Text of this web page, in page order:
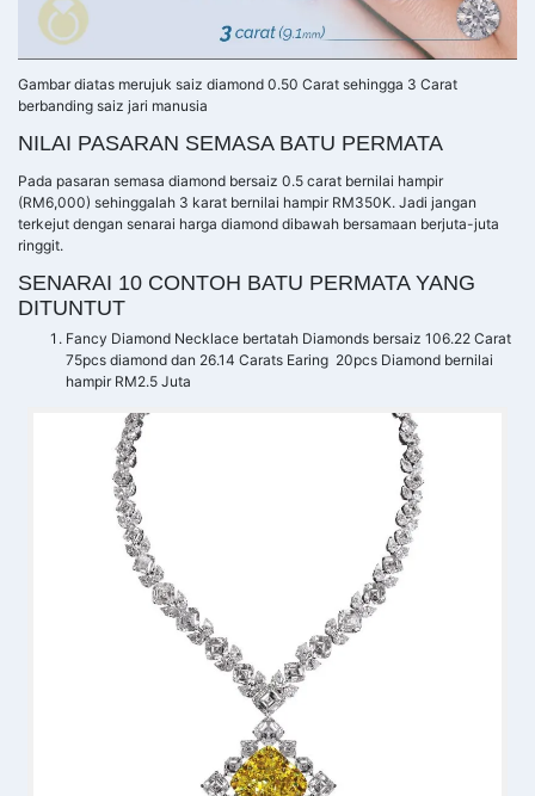
Gambar diatas merujuk saiz diamond 0.50 Carat sehingga 3 Carat
berbanding saiz jari manusia
NILAI PASARAN SEMASA BATU PERMATA
Pada pasaran semasa diamond bersaiz 0.5 carat bernilai hampir
(RM6,000) sehinggalah 3 karat bernilai hampir RM350K. Jadi jangan
terkejut dengan senarai harga diamond dibawah bersamaan berjuta-juta
ringgit.
SENARAI 10 CONTOH BATU PERMATA YANG
DITUNTUT
Fancy Diamond Necklace bertatah Diamonds bersaiz 106.22 Carat
75pcs diamond dan 26.14 Carats Earing 20pcs Diamond bernilai
hampir RM2.5 Juta